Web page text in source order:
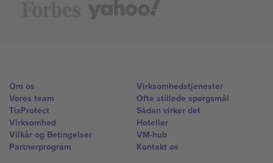
Om os
Vores team
TixProtect
Virksomhed
Vilkår og Betingelser
Partnerprogram
Virksomhedstjenester
Ofte stillede spørgsmål
Sådan virker det
Hoteller
VM-hub
Kontakt os